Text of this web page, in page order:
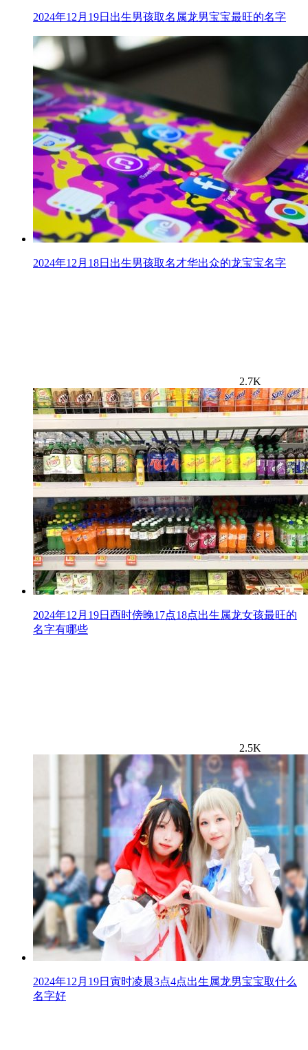
2024年12月19日出生男孩取名属龙男宝宝最旺的名字
2024年12月18日出生男孩取名才华出众的龙宝宝名字
2.7K
2024年12月19日酉时傍晚17点18点出生属龙女孩最旺的
名字有哪些
2.5K
2024年12月19日寅时凌晨3点4点出生属龙男宝宝取什么
名字好